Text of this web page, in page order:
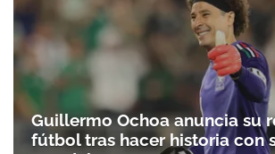
Guillermo Ochoa anuncia su
fútbol tras hacer historia con